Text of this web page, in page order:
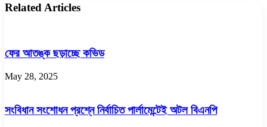
Related Articles
ফের আতঙ্ক ছড়াচ্ছে কভিড
May 28, 2025
সংবিধান সংশোধন প্রশ্নে নির্বাচিত পার্লামেন্টেই অটল বিএনপি